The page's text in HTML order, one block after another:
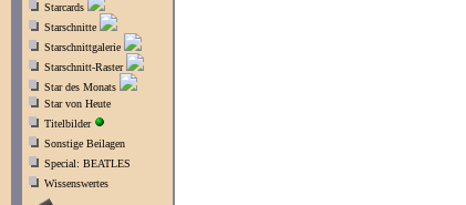
Starcards
Starschnitte
Starschnittgalerie
Starschnitt-Raster
Star des Monats
Star von Heute
Titelbilder
Sonstige Beilagen
Special: BEATLES
Wissenswertes